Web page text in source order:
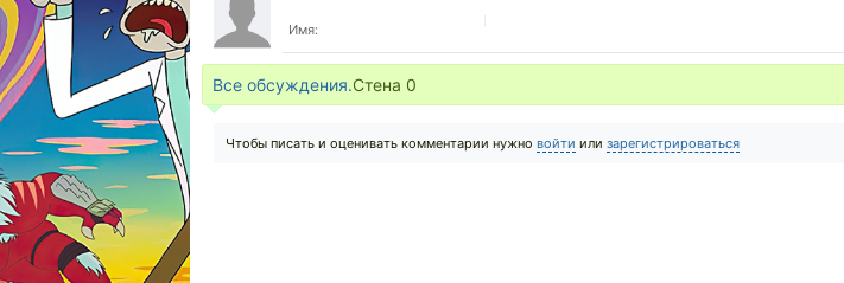
Имя:
Все обсуждения.Стена 0
Чтобы писать и оценивать комментарии нужно войти или зарегистрироваться